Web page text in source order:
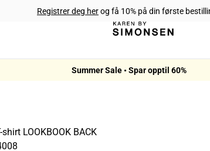
Registrer deg herog få 10% på din første
Summer Sale • Spar opptil 60%